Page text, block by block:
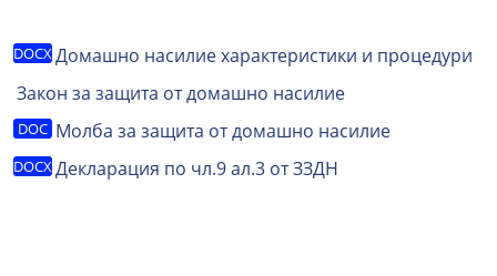
Домашно насилие характеристики и процедури
Закон за защита от домашно насилие
Молба за защита от домашно насилие
Декларация по чл.9 ал.3 от ЗЗДН